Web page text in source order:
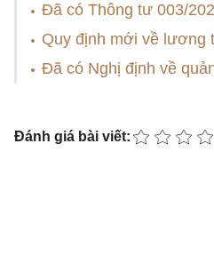
Đã có Thông tư 003/
Quy định mới về lương
Đã có Nghị định về
Đánh giá bài viết: